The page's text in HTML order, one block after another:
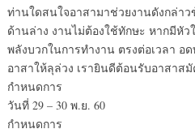
ท่านใดสนใจอาสามาช่วยงานดังกล่า
ด้านล่าง งานไม่ต้องใช้ทักษะ หากมีหัว
พลังบวกในการทำงาน ตรงต่อเวลา
อาสาให้ลุล่วง เรายินดีต้อนรับอาสาส
กำหนดการ
วันที่ 29 – 30 พ.ย. 60
กำหนดการ